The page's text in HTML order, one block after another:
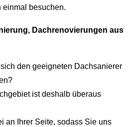
besuchen.
Dachrenovierungen aus
den geeigneten Dachsanierer
ist deshalb überaus
an Ihrer Seite, sodass Sie uns